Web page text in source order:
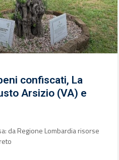
confiscati, La
Arsizio (VA) e
da Regione Lombardia risorse